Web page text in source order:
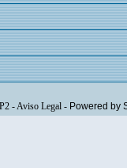
-Aviso Legal- Powered by